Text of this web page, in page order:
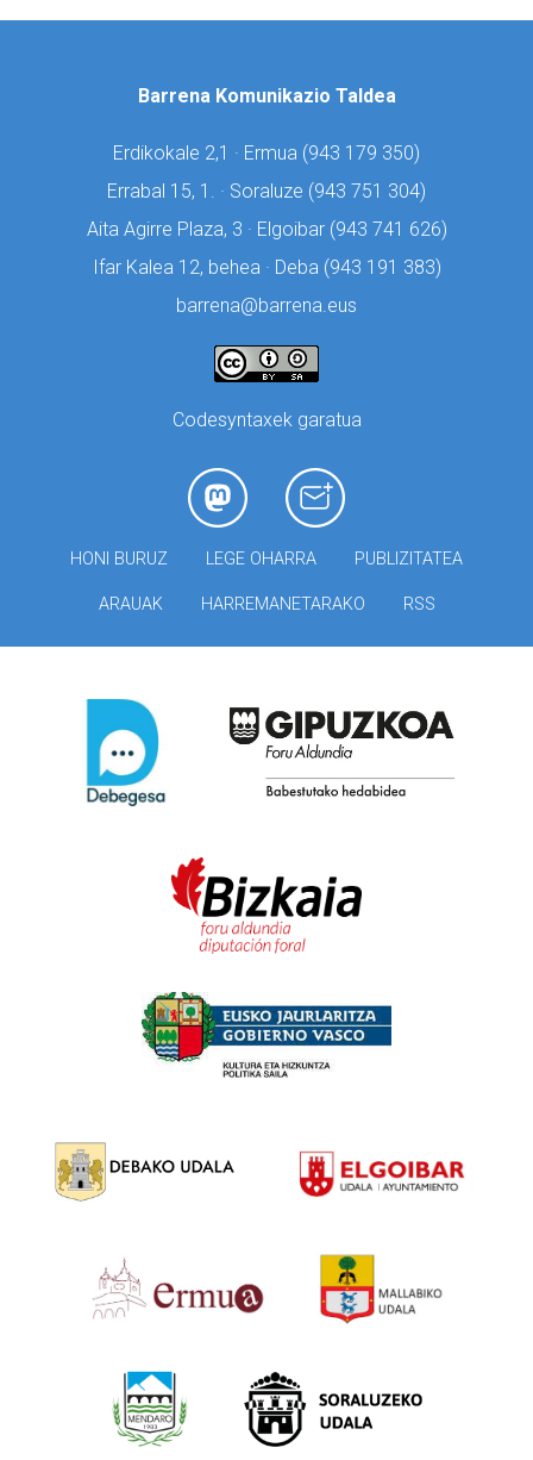
Barrena Komunikazio Taldea
Erdikokale 2,1 · Ermua (943 179 350)
Errabal 15, 1. · Soraluze (943 751 304)
Aita Agirre Plaza, 3 · Elgoibar (943 741 626)
Ifar Kalea 12, behea · Deba (943 191 383)
barrena@barrena.eus
Codesyntaxek garatua
HONI BURUZ LEGE OHARRA PUBLIZITATEA
ARAUAK HARREMANETARAKO RSS